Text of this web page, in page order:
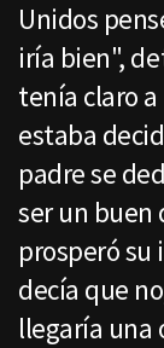
Unidos
iría bien",
tenía claro
estaba
padre se
ser un buen
prosperó
decía que
llegaría una